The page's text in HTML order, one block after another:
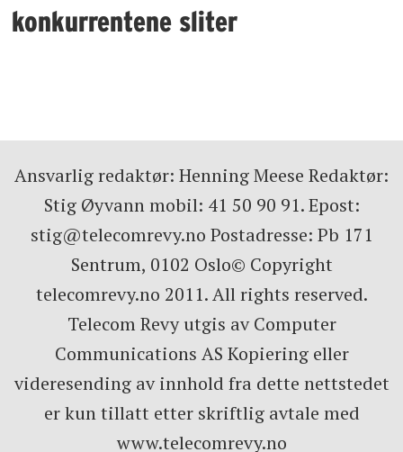
konkurrentene sliter
Ansvarlig redaktør: Henning Meese Redaktør:
Stig Øyvann mobil: 41 50 90 91. Epost:
stig@telecomrevy.no Postadresse: Pb 171
Sentrum, 0102 Oslo© Copyright
telecomrevy.no 2011. All rights reserved.
Telecom Revy utgis av Computer
Communications AS Kopiering eller
videresending av innhold fra dette nettstedet
er kun tillatt etter skriftlig avtale med
www.telecomrevy.no